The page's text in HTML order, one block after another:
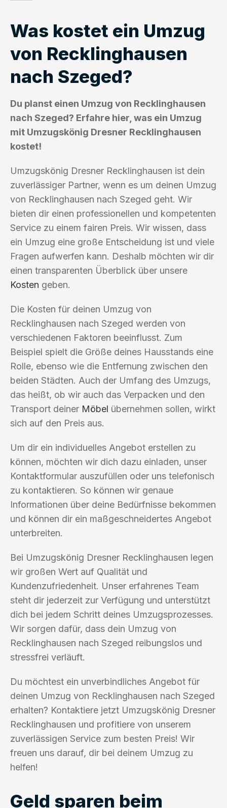
Was kostet ein Umzug
von Recklinghausen
nach Szeged?
Du planst einen Umzug von Recklinghausen
nach Szeged? Erfahre hier, was ein Umzug
mit Umzugskönig Dresner Recklinghausen
kostet!
Umzugskönig Dresner Recklinghausen ist dein
zuverlässiger Partner, wenn es um deinen Umzug
von Recklinghausen nach Szeged geht. Wir
bieten dir einen professionellen und kompetenten
Service zu einem fairen Preis. Wir wissen, dass
ein Umzug eine große Entscheidung ist und viele
Fragen aufwerfen kann. Deshalb möchten wir dir
einen transparenten Überblick über unsere
Kosten geben.
Die Kosten für deinen Umzug von
Recklinghausen nach Szeged werden von
verschiedenen Faktoren beeinflusst. Zum
Beispiel spielt die Größe deines Hausstands eine
Rolle, ebenso wie die Entfernung zwischen den
beiden Städten. Auch der Umfang des Umzugs,
das heißt, ob wir auch das Verpacken und den
Transport deiner Möbel übernehmen sollen, wirkt
sich auf den Preis aus.
Um dir ein individuelles Angebot erstellen zu
können, möchten wir dich dazu einladen, unser
Kontaktformular auszufüllen oder uns telefonisch
zu kontaktieren. So können wir genaue
Informationen über deine Bedürfnisse bekommen
und können dir ein maßgeschneidertes Angebot
unterbreiten.
Bei Umzugskönig Dresner Recklinghausen legen
wir großen Wert auf Qualität und
Kundenzufriedenheit. Unser erfahrenes Team
steht dir jederzeit zur Verfügung und unterstützt
dich bei jedem Schritt deines Umzugsprozesses.
Wir sorgen dafür, dass dein Umzug von
Recklinghausen nach Szeged reibungslos und
stressfrei verläuft.
Du möchtest ein unverbindliches Angebot für
deinen Umzug von Recklinghausen nach Szeged
erhalten? Kontaktiere jetzt Umzugskönig Dresner
Recklinghausen und profitiere von unserem
zuverlässigen Service zum besten Preis! Wir
freuen uns darauf, dir bei deinem Umzug zu
helfen!
Geld sparen beim